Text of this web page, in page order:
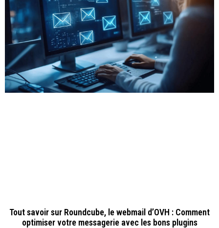
Tout savoir sur Roundcube, le webmail d’OVH : Comment
optimiser votre messagerie avec les bons plugins